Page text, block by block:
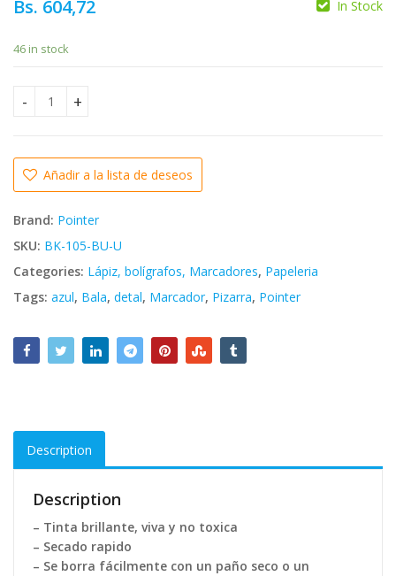
Bs. 604,72 In Stock
46 in stock
Marcador de pizarra azul Pointer quantity
Añadir a la lista de deseos
Brand: Pointer
SKU: BK-105-BU-U
Categories: Lápiz, bolígrafos, Marcadores, Papeleria
Tags: azul, Bala, detal, Marcador, Pizarra, Pointer
Description
Description
– Tinta brillante, viva y no toxica
– Secado rapido
– Se borra fácilmente con un paño seco o un